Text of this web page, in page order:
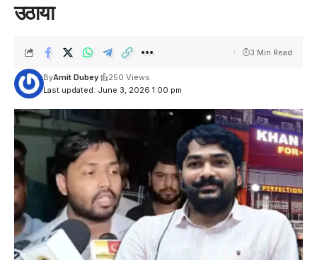
उठाया
Last updated: June 3, 2026 1:00 pm
ByAmit Dubey 250 Views
3 Min Read